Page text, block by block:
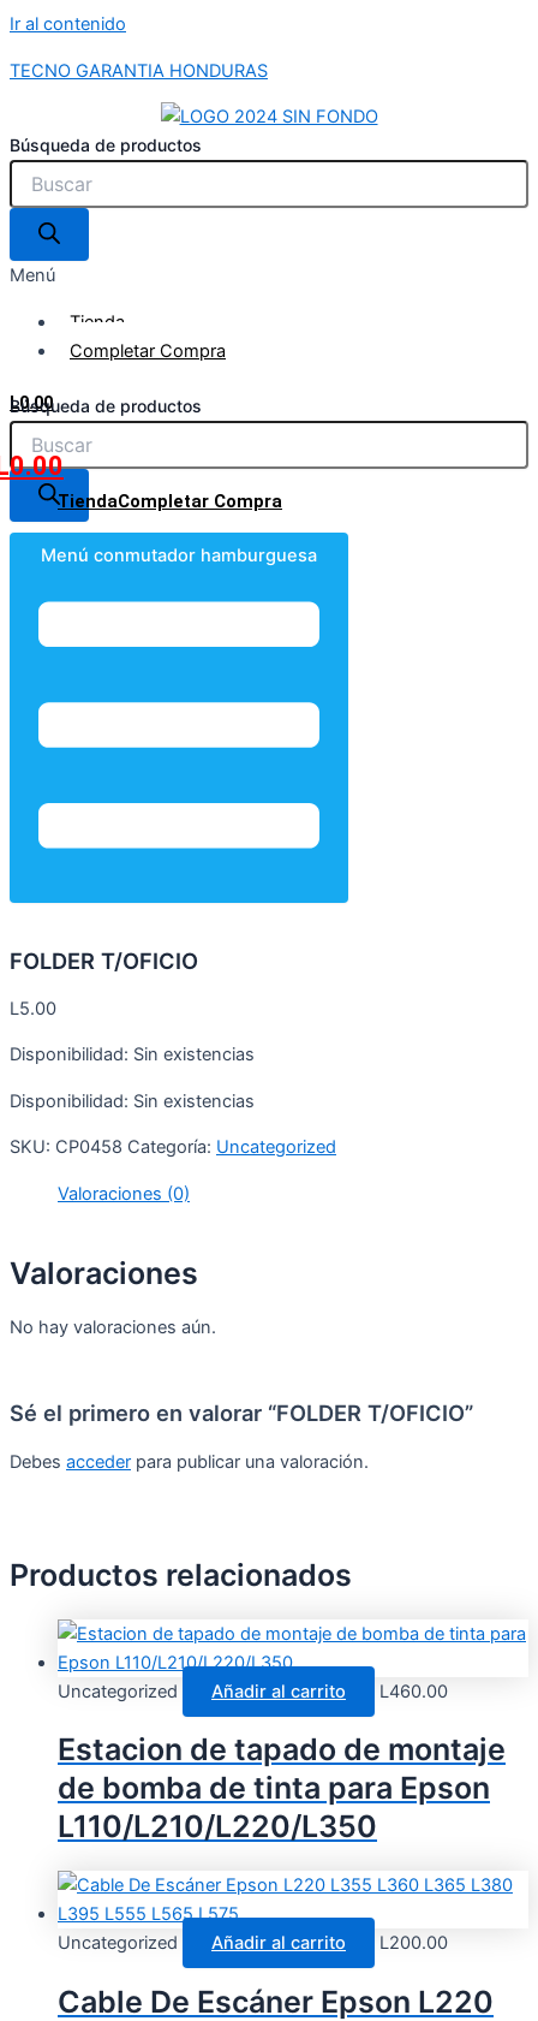
Ir al contenido
TECNO GARANTIA HONDURAS
Búsqueda de productos
Menú
Tienda
Completar Compra
L0.00
Búsqueda de productos
0.00
TiendaCompletar Compra
Menú conmutador hamburguesa
FOLDER T/OFICIO
L5.00
Disponibilidad: Sin existencias
Disponibilidad: Sin existencias
SKU: CP0458 Categoría: Uncategorized
Valoraciones (0)
Valoraciones
No hay valoraciones aún.
Sé el primero en valorar “FOLDER T/OFICIO”
Debes acceder para publicar una valoración.
Productos relacionados
Uncategorized Añadir al carrito L460.00
Estacion de tapado de montaje
de bomba de tinta para Epson
L110/L210/L220/L350
Uncategorized Añadir al carrito L200.00
Cable De Escáner Epson L220